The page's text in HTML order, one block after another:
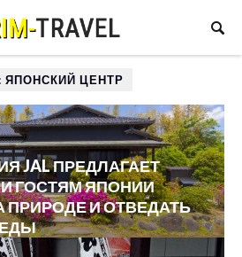
ЯПОНСКИЙ ЦЕНТР
JAL ПРЕДЛАГАЕТ
ГОСТЯМ ЯПОНИИ
ПРИРОДЕ И ОТВЕДАТЬ